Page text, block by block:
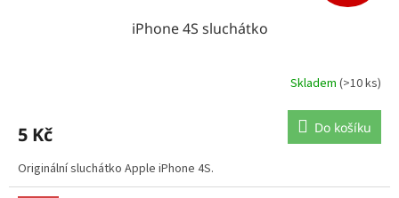
iPhone 4S sluchátko
Skladem (>10 ks)
5 Kč Do košíku
Originální sluchátko Apple iPhone 4S.